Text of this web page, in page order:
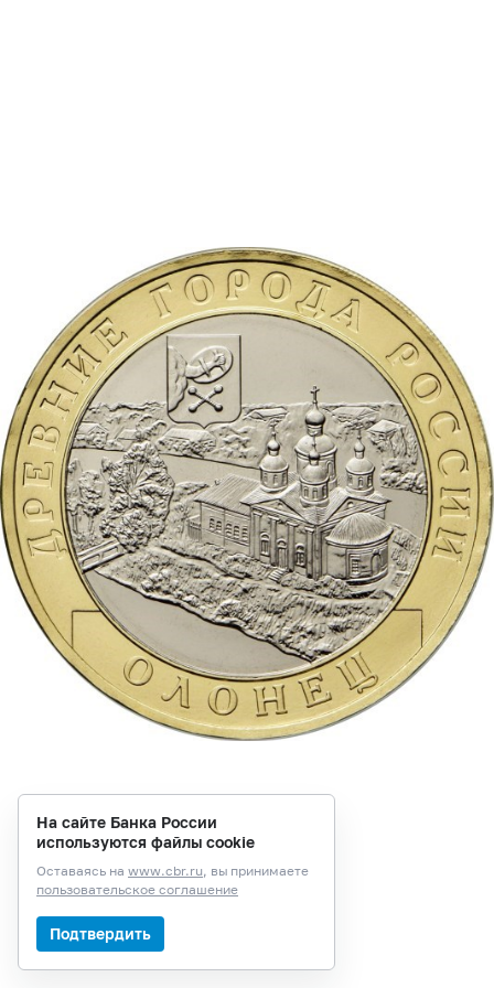
На сайте Банка России
используются файлы cookie
Оставаясь на www.cbr.ru, вы принимаете
пользовательское соглашение
Подтвердить